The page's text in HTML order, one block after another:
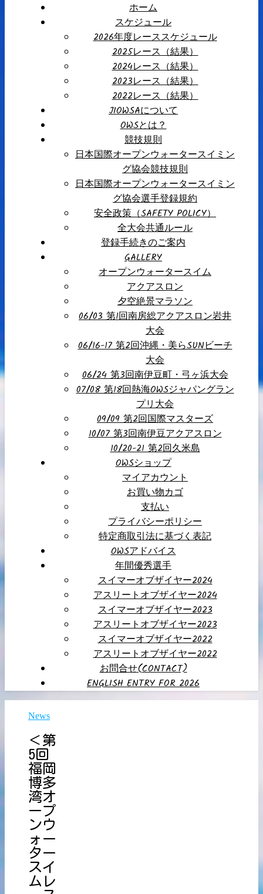
ホーム
スケジュール
2026年度レーススケジュール
2025レース（結果）
2024レース（結果）
2023レース（結果）
2022レース（結果）
JIOWSAについて
OWSとは？
競技規則
日本国際オープンウォータースイミン
グ協会競技規則
日本国際オープンウォータースイミン
グ協会選手登録規約
安全政策（SAFETY POLICY）
全大会共通ルール
登録手続きのご案内
GALLERY
オープンウォータースイム
アクアスロン
夕空絶景マラソン
06/03 第1回南房総アクアスロン岩井
大会
06/16-17 第2回沖縄・美らSUNビーチ
大会
06/24 第3回南伊豆町・弓ヶ浜大会
07/08 第18回熱海OWSジャパングラン
プリ大会
09/09 第2回国際マスターズ
10/07 第3回南伊豆アクアスロン
10/20-21 第2回久米島
OWSショップ
マイアカウント
お買い物カゴ
支払い
プライバシーポリシー
特定商取引法に基づく表記
OWSアドバイス
年間優秀選手
スイマーオブザイヤー2024
アスリートオブザイヤー2024
スイマーオブザイヤー2023
アスリートオブザイヤー2023
スイマーオブザイヤー2022
アスリートオブザイヤー2022
お問合せ(CONTACT)
ENGLISH ENTRY FOR 2026
News
＜第
5回
福岡
博多
湾オ
ープ
ンウ
ォー
ター
スイ
ムレ